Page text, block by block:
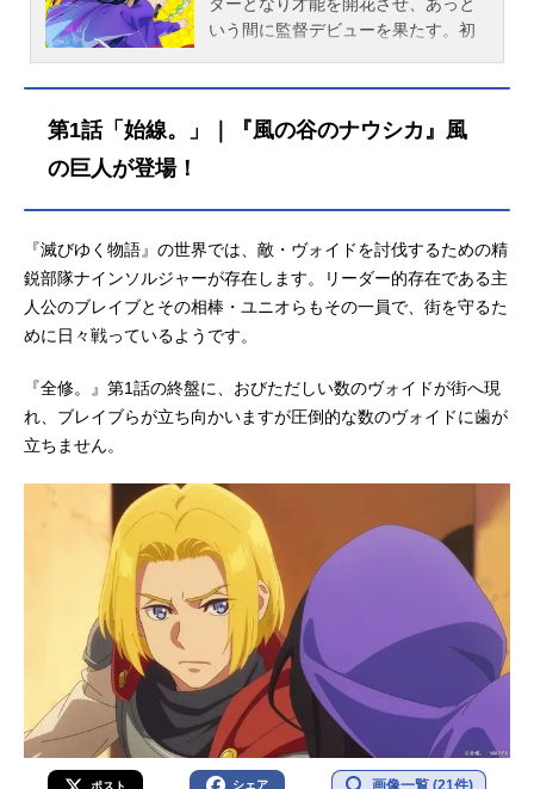
いう間に監督デビューを果たす。初
した劇場ラブコメ作品に決定!しか
が描けなくなり映画制作が行き詰
る。そんなある日、コンテ作業中に
意識を失い、目が覚めるとそこは、
子供の頃に夢中になったアニメ映画
『滅びゆく物語』の世界だった。作
品名全修。放送形態TVアニメスケジ
3月23日（日）テレビ東京系列ほか話
数全12話キャスト広瀬ナツ子：永瀬
木みのりQJ：陶山章央ジャスティ
ス：朴璐美デステニー・ハートウォ
ーミング：石見舞菜香超実在イグジ
スト：宮野真守スタッフ原作：山﨑
みつえ うえのきみこ MAPPA監
督：山﨑みつえ脚本：うえのきみこ
キャラクター原案・世界観設定：辻
野芳輝キャラクターデザイン・総作
画監督：石川佳代子総作画監督：高
原修司 早川加寿子 住本悦子副監
第1話「始線。」｜『風の谷のナウシカ』風
の巨人が登場！
『滅びゆく物語』の世界では、敵・ヴォイドを討伐するための精
鋭部隊ナインソルジャーが存在します。リーダー的存在である主
人公のブレイブとその相棒・ユニオらもその一員で、街を守るた
めに日々戦っているようです。
『全修。』第1話の終盤に、おびただしい数のヴォイドが街へ現
れ、ブレイブらが立ち向かいますが圧倒的な数のヴォイドに歯が
立ちません。
ポスト シェア 画像一覧 (21件)